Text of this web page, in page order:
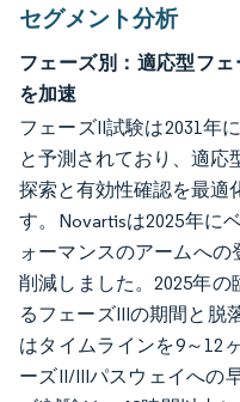
セグメント分析
フェーズ別：適応型フ
を加速
フェーズII試験は2031年
と予測されており、適応
探索と有効性確認を最適
す。Novartisは2025年に
ォーマンスのアームへの
削減しました。2025年の
るフェーズIIIの期間と脱
はタイムラインを9～12
ーズII/IIIパスウェイへの